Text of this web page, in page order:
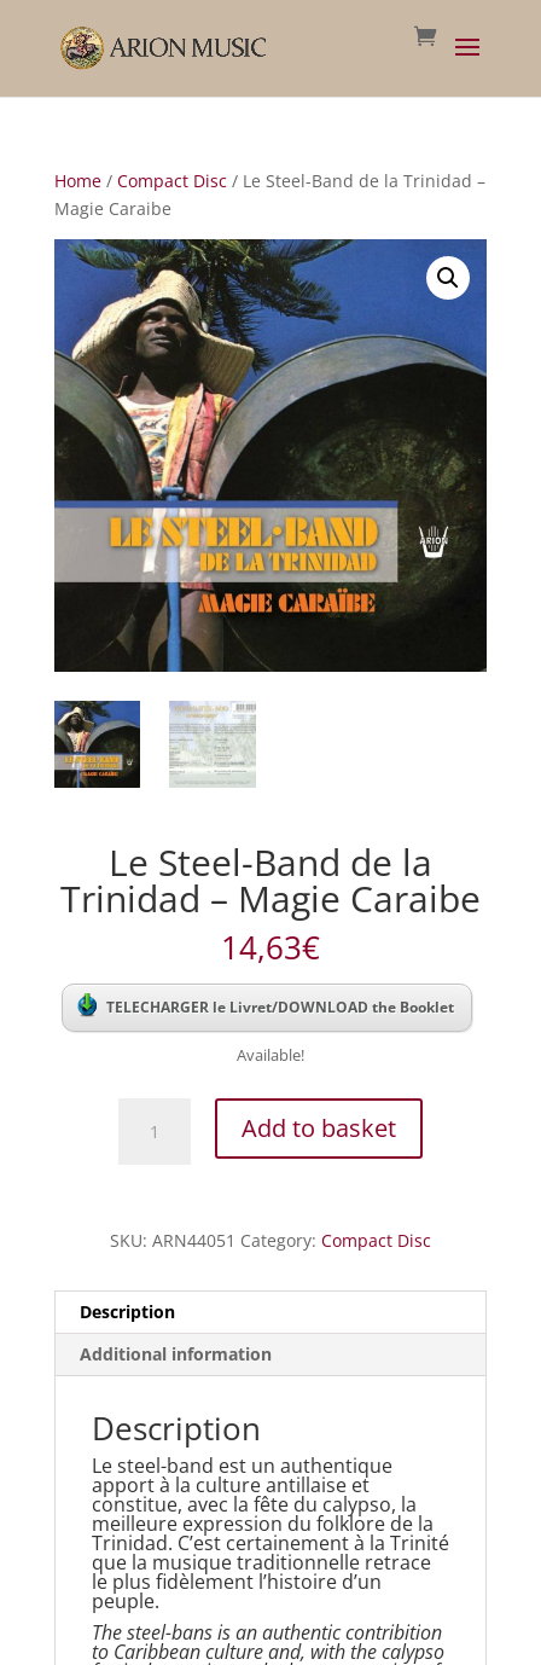
Home/ Compact Disc/ Le Steel-Band de la Trinidad –
Magie Caraibe
Le Steel-Band de la
Trinidad – Magie Caraibe
14,63€
TELECHARGER le Livret/DOWNLOAD the Booklet
Available!
Steel-
Trinidad
Magie
Caraibe
quantity
Add to basket
SKU: ARN44051 Category: Compact Disc
Description
Additional information
Description
Le steel-band est un authentique
apport à la culture antillaise et
constitue, avec la fête du calypso, la
meilleure expression du folklore de la
Trinidad. C’est certainement à la Trinité
que la musique traditionnelle retrace
le plus fidèlement l’histoire d’un
peuple.
The steel-bans is an authentic contribition
to Caribbean culture and, with the calypso